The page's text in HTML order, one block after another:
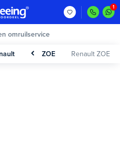
omruilservice
ZOE Renault ZOE